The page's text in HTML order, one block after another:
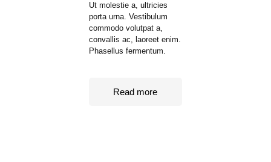
Ut molestie a, ultricies
porta urna. Vestibulum
commodo volutpat a,
convallis ac, laoreet enim.
Phasellus fermentum.
Read more